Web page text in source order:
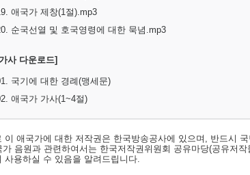
애국가 제창(1절).mp3
순국선열 및 호국영령에 대한 묵념.mp3
사 다운로드]
국기에 대한 경례(맹세문)
애국가 가사(1~4절)
애국가에 대한 저작권은 한국방송공사에 있으며, 반드시 국
음원과 관련하여서는 한국저작권위원회 공유마당(공유저작
사용하실 수 있음을 알려드립니다.